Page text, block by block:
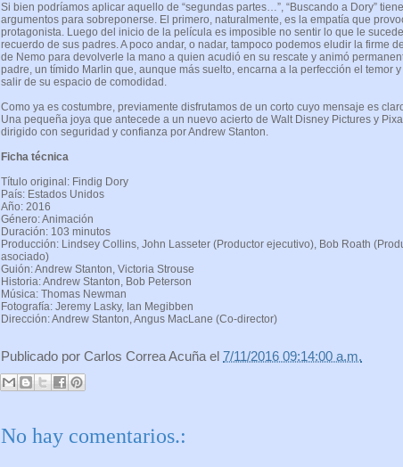
Si bien podríamos aplicar aquello de “segundas partes…”, “Buscando a Dory”
argumentos para sobreponerse. El primero, naturalmente, es la empatía que
protagonista. Luego del inicio de la película es imposible no sentir lo que le
recuerdo de sus padres. A poco andar, o nadar, tampoco podemos eludir la firme
de Nemo para devolverle la mano a quien acudió en su rescate y animó
padre, un tímido Marlin que, aunque más suelto, encarna a la perfección el temor
salir de su espacio de comodidad.
Como ya es costumbre, previamente disfrutamos de un corto cuyo mensaje es
Una pequeña joya que antecede a un nuevo acierto de Walt Disney Pictures y
dirigido con seguridad y confianza por Andrew Stanton.
Ficha técnica
Título original: Findig Dory
País: Estados Unidos
Año: 2016
Género: Animación
Duración: 103 minutos
Producción: Lindsey Collins, John Lasseter (Productor ejecutivo), Bob Roath
asociado)
Guión: Andrew Stanton, Victoria Strouse
Historia: Andrew Stanton, Bob Peterson
Música: Thomas Newman
Fotografía: Jeremy Lasky, Ian Megibben
Dirección: Andrew Stanton, Angus MacLane (Co-director)
Publicado por Carlos Correa Acuña el 7/11/2016 09:14:00 a.m.
No hay comentarios.: